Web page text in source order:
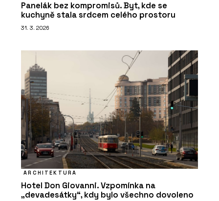
Panelák bez kompromisů. Byt, kde se
kuchyně stala srdcem celého prostoru
31. 3. 2026
ARCHITEKTURA
Hotel Don Giovanni. Vzpomínka na
„devadesátky“, kdy bylo všechno dovoleno